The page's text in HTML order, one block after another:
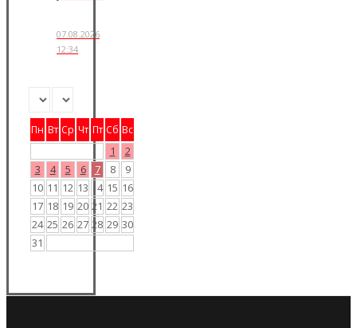
07.08.2026
12:34
Пн Вт Ср Чт Пт Сб Вс
1
2
3
4 5 6 7 8
9
10 11 12 13 14 15 16
17 18 19 20 21 22 23
24 25 26 27 28 29 30
31